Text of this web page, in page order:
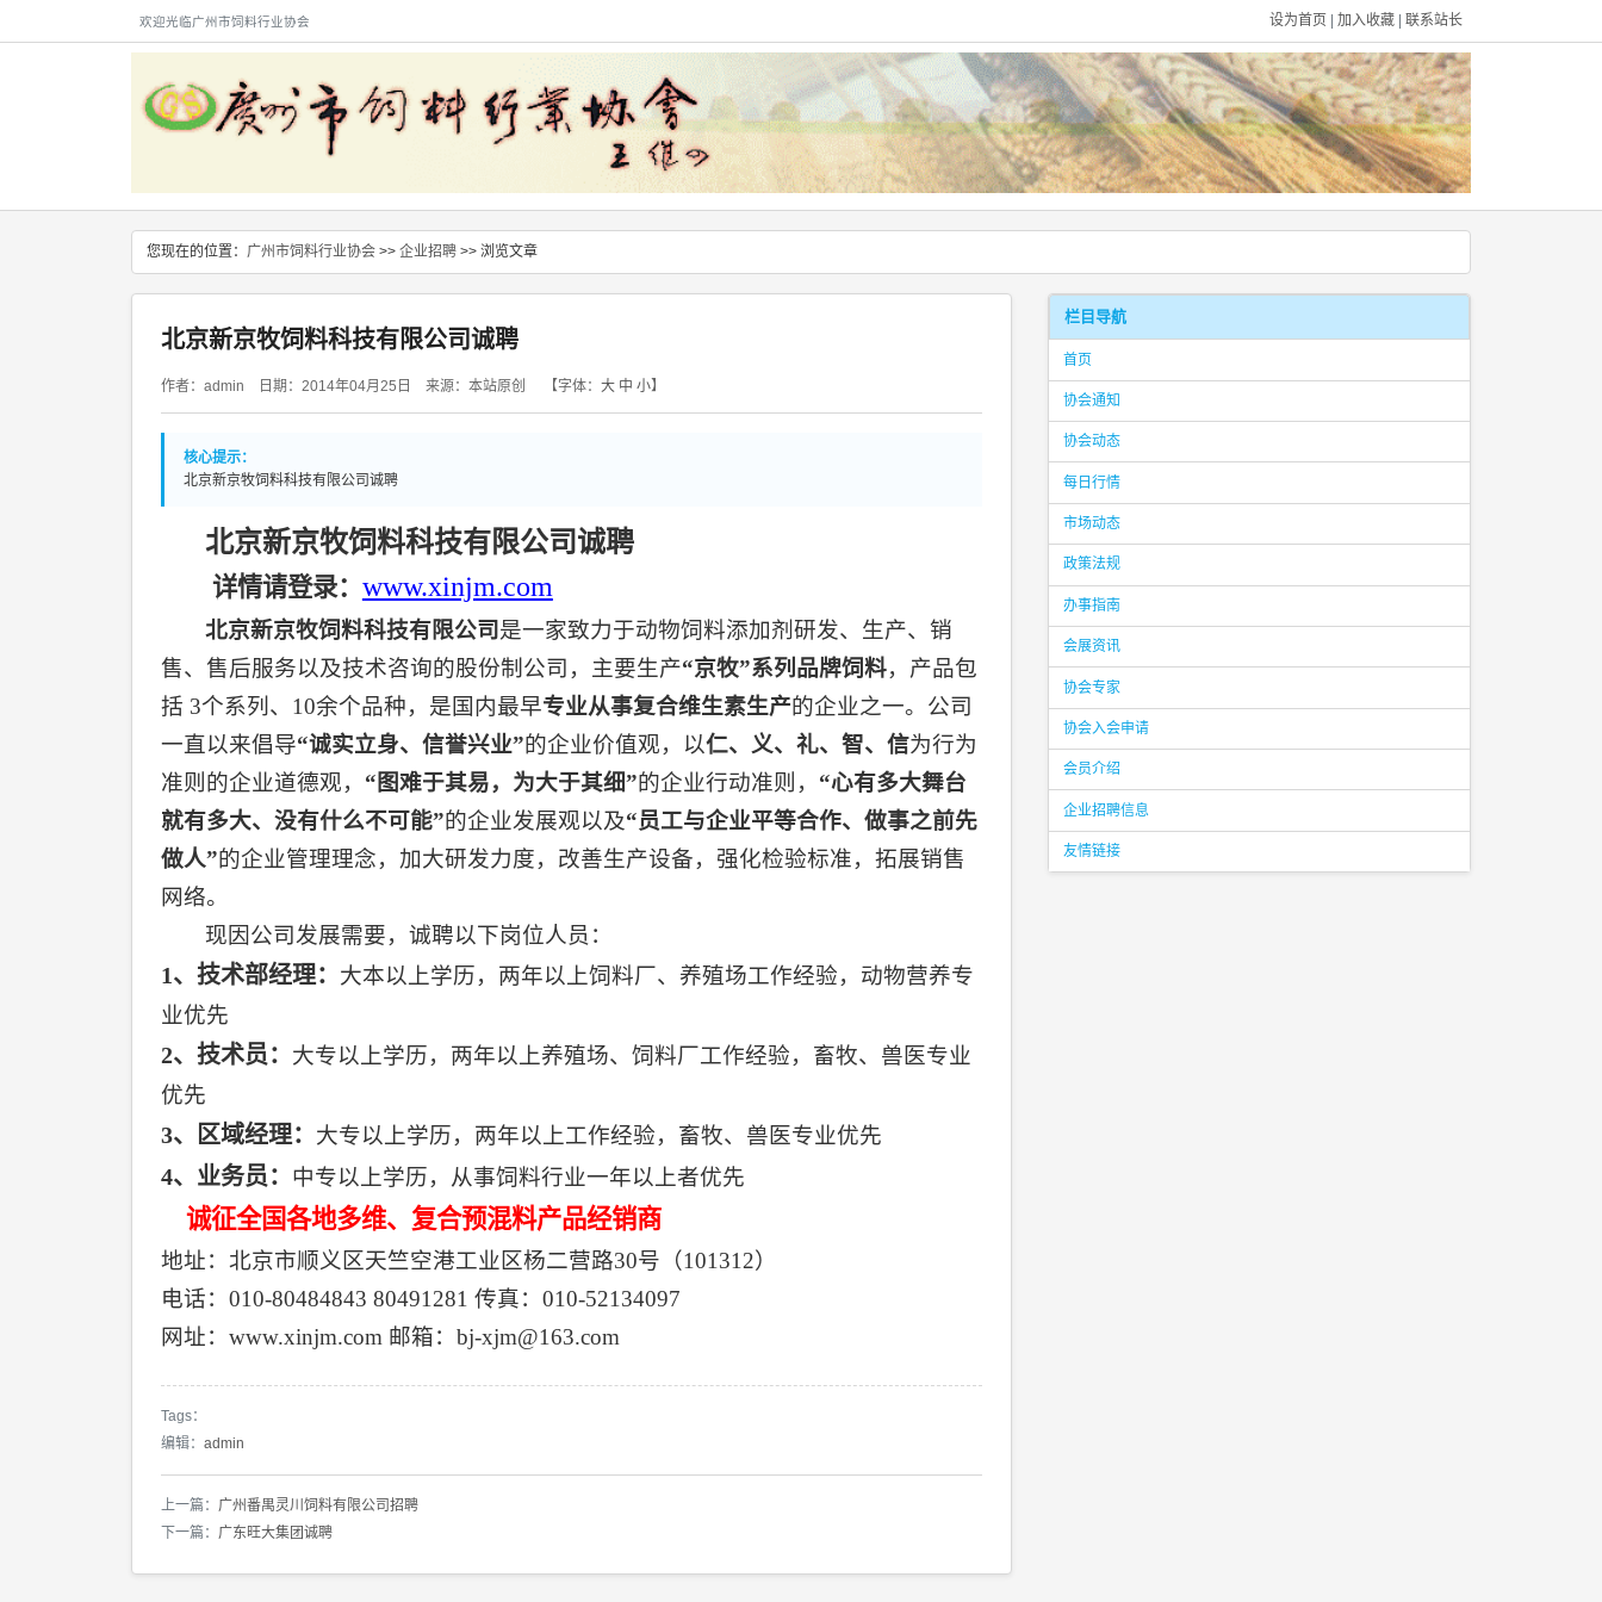
欢迎光临广州市饲料行业协会 设为首页 加入收藏 联系站长
您现在的位置： 广州市饲料行业协会 >> 企业招聘 >> 浏览文章
北京新京牧饲料科技有限公司诚聘
作者：admin 日期：2014年04月25日 来源：本站原创 【字体： 大 中 小】
核心提示：
北京新京牧饲料科技有限公司诚聘
北京新京牧饲料科技有限公司诚聘
详情请登录： www.xinjm.com
北京新京牧饲料科技有限公司是一家致力于动物饲料添加剂研发、生产、销
售、售后服务以及技术咨询的股份制公司， 主要生产“京牧”系列品牌饲料，产品包
括 3个系列、 10余个品种， 是国内最早专业从事复合维生素生产的企业之一。公司
一直以来倡导“诚实立身、信誉兴业”的企业价值观，以仁、义、礼、智、信为行为
准则的企业道德观， “图难于其易，为大于其细”的企业行动准则， “心有多大舞台
就有多大、没有什么不可能”的企业发展观以及“员工与企业平等合作、做事之前先
做人”的企业管理理念，加大研发力度，改善生产设备，强化检验标准，拓展销售
网络。
现因公司发展需要，诚聘以下岗位人员：
1、技术部经理： 大本以上学历，两年以上饲料厂、养殖场工作经验，动物营养专
业优先
2、技术员： 大专以上学历，两年以上养殖场、饲料厂工作经验，畜牧、兽医专业
优先
3、区域经理： 大专以上学历，两年以上工作经验，畜牧、兽医专业优先
4、业务员： 中专以上学历，从事饲料行业一年以上者优先
诚征全国各地多维、复合预混料产品经销商
地址：北京市顺义区天竺空港工业区杨二营路30号（101312）
电话： 010-80484843 80491281 传真： 010-52134097
网址： www.xinjm.com 邮箱： bj-xjm@163.com
Tags：
编辑： admin
上一篇： 广州番禺灵川饲料有限公司招聘
下一篇： 广东旺大集团诚聘
栏目导航
首页
协会通知
协会动态
每日行情
市场动态
政策法规
办事指南
会展资讯
协会专家
协会入会申请
会员介绍
企业招聘信息
友情链接